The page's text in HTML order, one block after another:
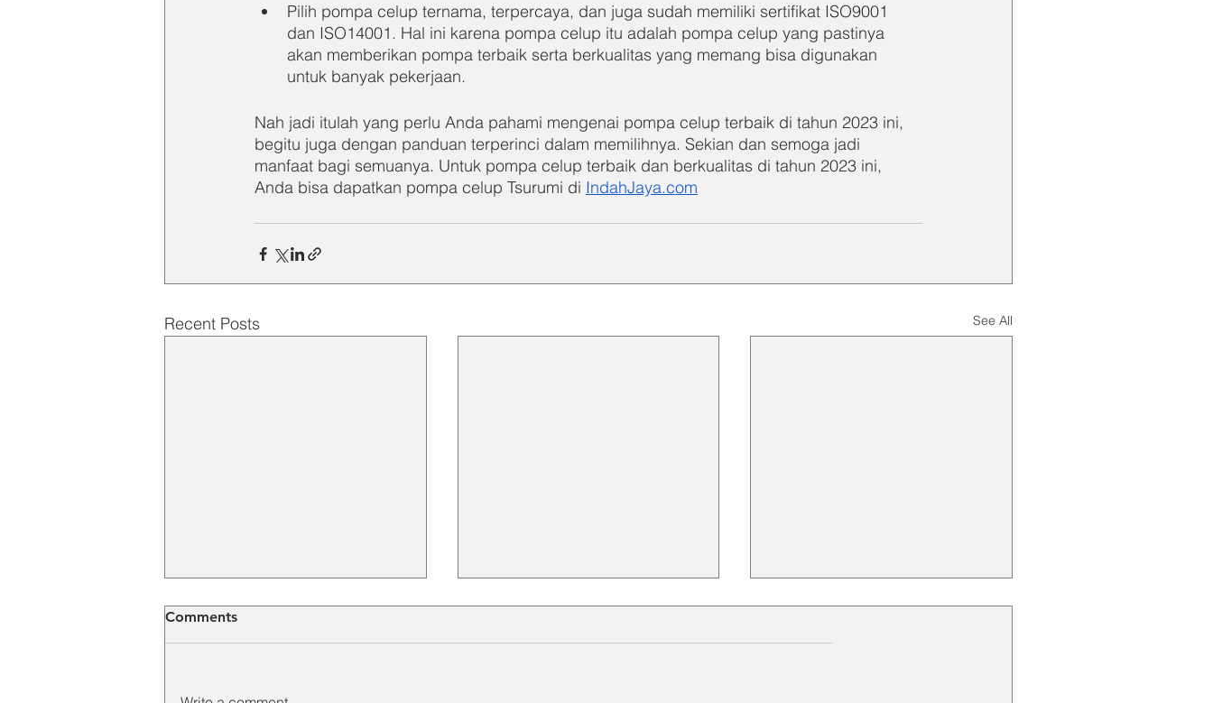
Pilih pompa celup ternama, terpercaya, dan juga sudah memiliki sertifikat ISO9001
dan ISO14001. Hal ini karena pompa celup itu adalah pompa celup yang pastinya
akan memberikan pompa terbaik serta berkualitas yang memang bisa digunakan
untuk banyak pekerjaan.
Nah jadi itulah yang perlu Anda pahami mengenai pompa celup terbaik di tahun 2023 ini,
begitu juga dengan panduan terperinci dalam memilihnya. Sekian dan semoga jadi
manfaat bagi semuanya. Untuk pompa celup terbaik dan berkualitas di tahun 2023 ini,
Anda bisa dapatkan pompa celup Tsurumi di IndahJaya.com
Recent Posts See All
Comments